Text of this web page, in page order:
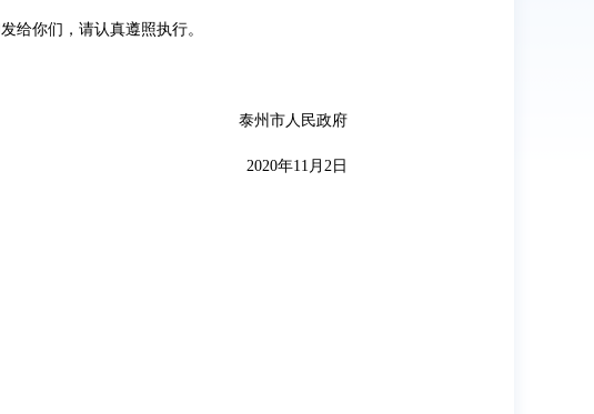
给你们，请认真遵照执行。
泰州市人民政府
2020年11月2日